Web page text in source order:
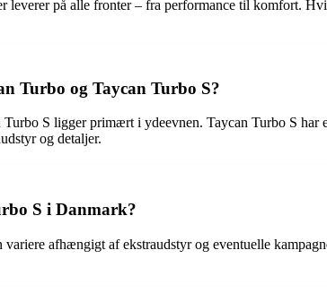
leverer på alle fronter – fra performance til komfort.
Turbo og Taycan Turbo S?
S ligger primært i ydeevnen. Taycan Turbo S
og detaljer.
S i Danmark?
afhængigt af ekstraudstyr og eventuelle